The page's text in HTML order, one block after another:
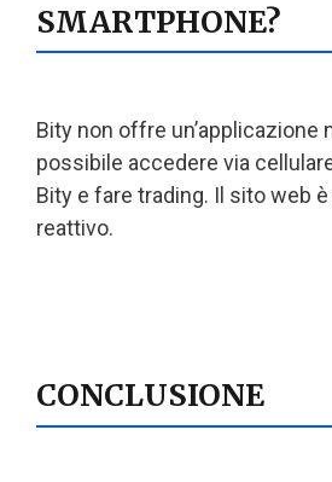
SMARTPHONE?
Bity non offre un’applicazione
possibile accedere via
Bity e fare trading. Il sito web
reattivo.
CONCLUSIONE